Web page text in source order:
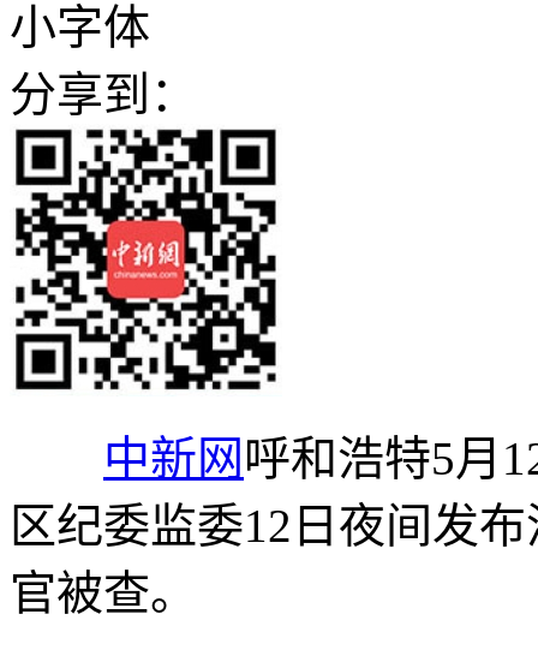
小字体
分享到：
中新网 呼和浩特5月
区纪委监委12日夜间发
官被查。